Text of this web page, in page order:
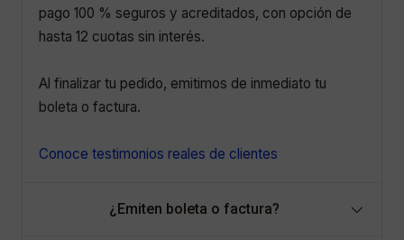
pago 100 % seguros y acreditados, con opción de
hasta 12 cuotas sin interés.
Al finalizar tu pedido, emitimos de inmediato tu
boleta o factura.
Conoce testimonios reales de clientes
¿Emiten boleta o factura?